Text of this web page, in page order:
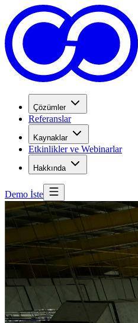
Çözümler
Referanslar
Kaynaklar
Etkinlikler ve Webinarlar
Hakkında
Demo İste